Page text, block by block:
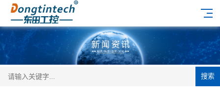
搜索